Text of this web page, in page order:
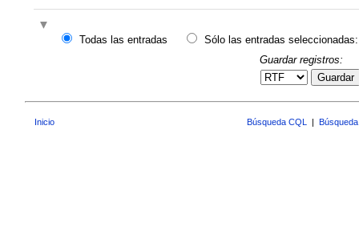
Todas las entradas
Sólo las entradas seleccionadas:
Guardar registros:
Guardar
Inicio Búsqueda CQL